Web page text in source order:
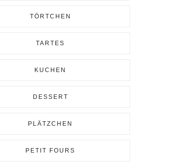
TÖRTCHEN
TARTES
KUCHEN
DESSERT
PLÄTZCHEN
PETIT FOURS